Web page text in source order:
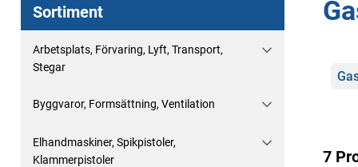
Sortiment
Arbetsplats, Förvaring, Lyft, Transport,
Stegar
Byggvaror, Formsättning, Ventilation
Elhandmaskiner, Spikpistoler,
Klammerpistoler
7